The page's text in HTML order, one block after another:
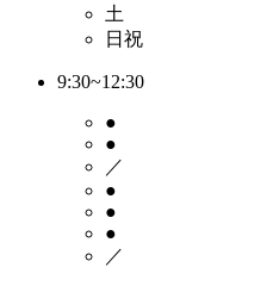
土
日祝
9:30~12:30
●
●
／
●
●
●
／